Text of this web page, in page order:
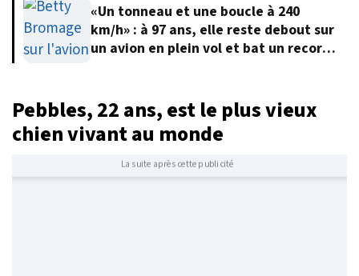
«Un tonneau et une boucle à 240
km/h» : à 97 ans, elle reste debout sur
un avion en plein vol et bat un record
Pebbles, 22 ans, est le plus vieux
chien vivant au monde
La suite après cette publicité